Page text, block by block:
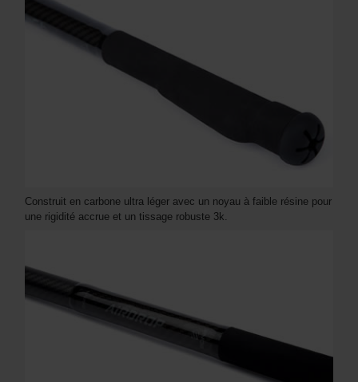
Construit en carbone ultra léger avec un noyau à faible résine pour
une rigidité accrue et un tissage robuste 3k.